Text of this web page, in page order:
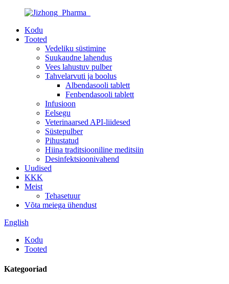
Kodu
Tooted
Vedeliku süstimine
Suukaudne lahendus
Vees lahustuv pulber
Tahvelarvuti ja boolus
Albendasooli tablett
Fenbendasooli tablett
Infusioon
Eelsegu
Veterinaarsed API-liidesed
Süstepulber
Pihustatud
Hiina traditsiooniline meditsiin
Desinfektsioonivahend
Uudised
KKK
Meist
Tehasetuur
Võta meiega ühendust
English
Kodu
Tooted
Kategooriad